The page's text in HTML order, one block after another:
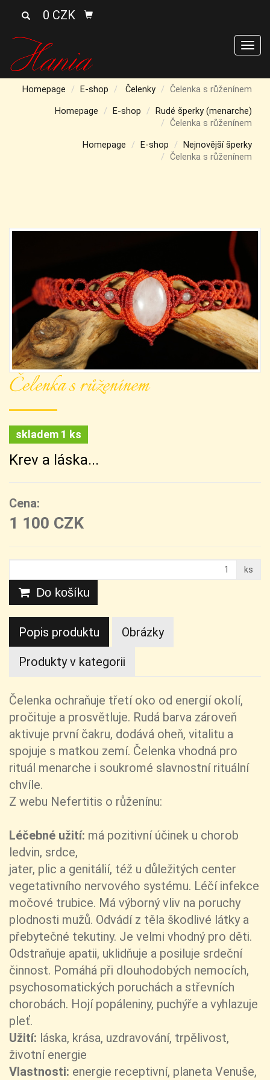
0 CZK
Homepage E-shop Čelenky
Čelenka s růženínem
Homepage
E-shop
Rudé šperky (menarche)
Čelenka s růženínem
Homepage
E-shop
Nejnovější šperky
Čelenka s růženínem
Čelenka s růženínem
skladem 1 ks
Krev a láska...
Cena:
1 100 CZK
ks
Do košíku
Popis produktu Obrázky
Produkty v kategorii
Čelenka ochraňuje třetí oko od energií okolí,
pročituje a prosvětluje. Rudá barva zároveň
aktivuje první čakru, dodává oheň, vitalitu a
spojuje s matkou zemí. Čelenka vhodná pro
rituál menarche i soukromé slavnostní rituální
chvíle.
Z webu Nefertitis o růženínu:
Léčebné užití: má pozitivní účinek u chorob
ledvin, srdce,
jater, plic a genitálií, též u důležitých center
vegetativního nervového systému. Léčí infekce
močové trubice. Má výborný vliv na poruchy
plodnosti mužů. Odvádí z těla škodlivé látky a
přebytečné tekutiny. Je velmi vhodný pro děti.
Odstraňuje apatii, uklidňuje a posiluje srdeční
činnost. Pomáhá při dlouhodobých nemocích,
psychosomatických poruchách a střevních
chorobách. Hojí popáleniny, puchýře a vyhlazuje
pleť.
Užití: láska, krása, uzdravování, trpělivost,
životní energie
Vlastnosti: energie receptivní, planeta Venuše,